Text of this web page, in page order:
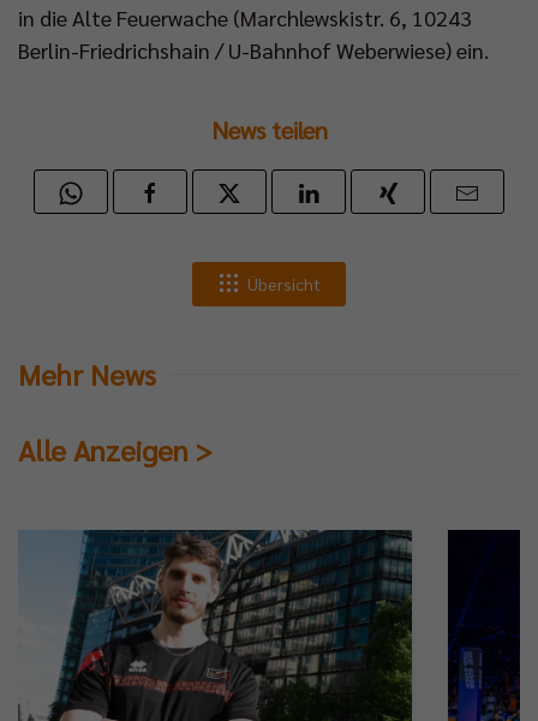
in die Alte Feuerwache (Marchlewskistr. 6, 10243
Berlin-Friedrichshain / U-Bahnhof Weberwiese) ein.
News teilen
Übersicht
Mehr News
Alle Anzeigen >